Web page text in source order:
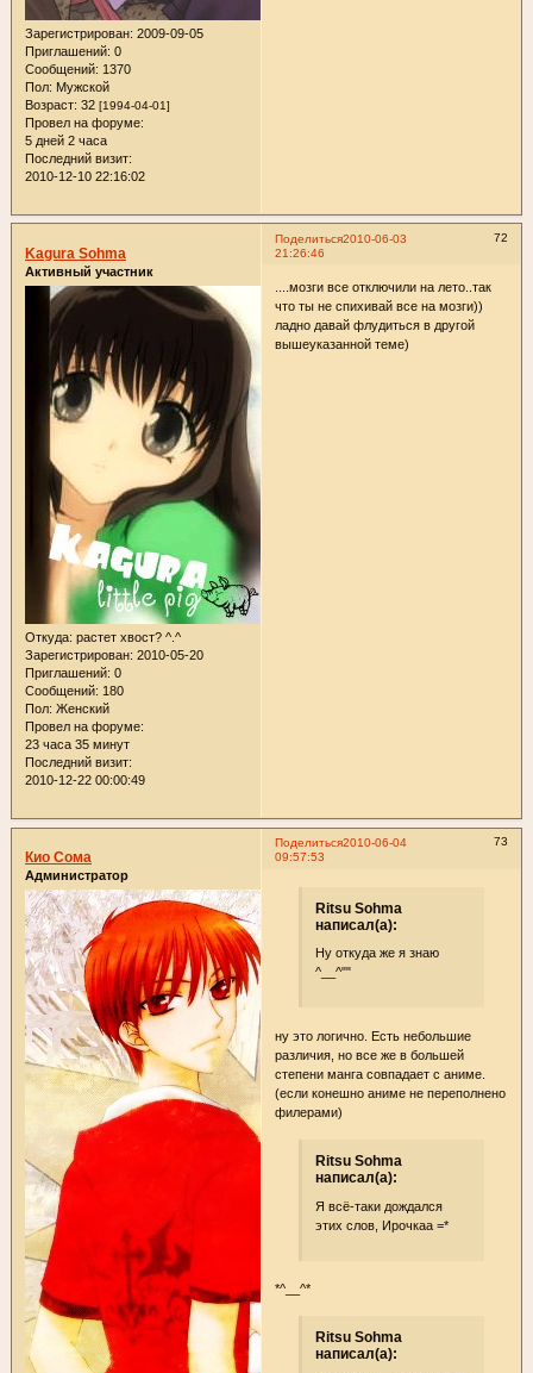
Зарегистрирован: 2009-09-05
Приглашений: 0
Сообщений: 1370
Пол: Мужской
Возраст: 32 [1994-04-01]
Провел на форуме:
5 дней 2 часа
Последний визит:
2010-12-10 22:16:02
Поделиться 72
2010-06-03
21:26:46
Kagura Sohma
Активный участник
Откуда: растет хвост? ^.^
Зарегистрирован: 2010-05-20
Приглашений: 0
Сообщений: 180
Пол: Женский
Провел на форуме:
23 часа 35 минут
Последний визит:
2010-12-22 00:00:49
....мозги все отключили на лето..так
что ты не спихивай все на мозги))
ладно давай флудиться в другой
вышеуказанной теме)
Поделиться 73
2010-06-04
09:57:53
Кио Сома
Администратор
Ritsu Sohma
написал(а):
Ну откуда же я знаю
^__^""
ну это логично. Есть небольшие
различия, но все же в большей
степени манга совпадает с аниме.
(если конешно аниме не переполнено
филерами)
Ritsu Sohma
написал(а):
Я всё-таки дождался
этих слов, Ирочкаа =*
*^__^*
Ritsu Sohma
написал(а):